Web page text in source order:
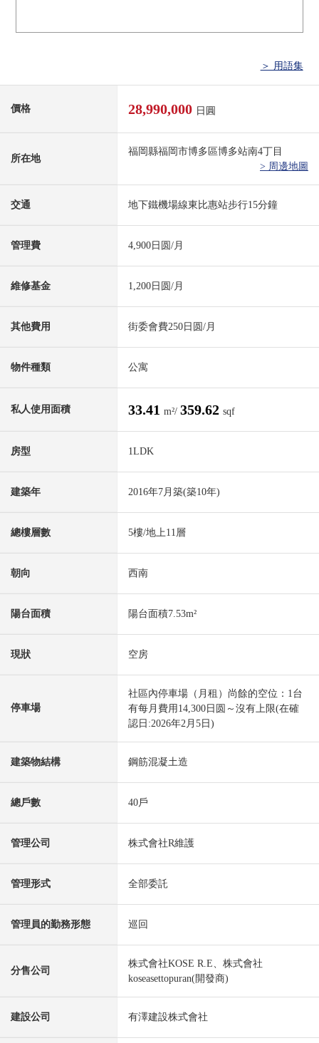
＞ 用語集
價格 28,990,000 日圓
所在地
福岡縣福岡市博多區博多站南4丁目
> 周邊地圖
交通 地下鐵機場線東比惠站步行15分鐘
管理費 4,900日圆/月
維修基金 1,200日圆/月
其他費用 街委會費250日圆/月
物件種類 公寓
私人使用面積 33.41 m²/ 359.62 sqf
房型 1LDK
建築年 2016年7月築(築10年)
總樓層數 5樓/地上11層
朝向 西南
陽台面積 陽台面積7.53m²
現狀 空房
停車場
社區內停車場（月租）尚餘的空位：1台
有每月費用14,300日圆～沒有上限(在確
認日:2026年2月5日)
建築物結構 鋼筋混凝土造
總戶數 40戶
管理公司 株式會社R維護
管理形式 全部委託
管理員的勤務形態 巡回
分售公司
株式會社KOSE R.E、株式會社
koseasettopuran(開發商)
建設公司 有澤建設株式會社